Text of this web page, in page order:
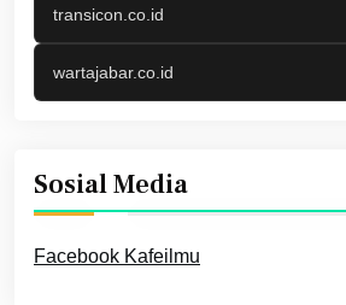
transicon.co.id
wartajabar.co.id
Sosial Media
Facebook Kafeilmu